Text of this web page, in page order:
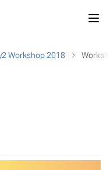
Workshop 2018